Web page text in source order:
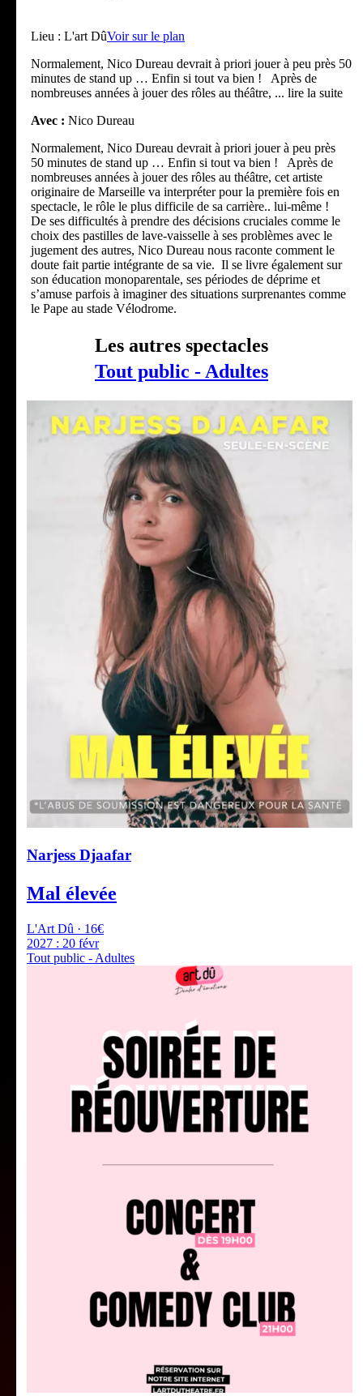
Lieu : L'art DûVoir sur le plan
Normalement, Nico Dureau devrait à priori jouer à peu près 50
minutes de stand up … Enfin si tout va bien ! Après de
nombreuses années à jouer des rôles au théâtre, ... lire la suite
Avec : Nico Dureau
Normalement, Nico Dureau devrait à priori jouer à peu près
50 minutes de stand up … Enfin si tout va bien ! Après de
nombreuses années à jouer des rôles au théâtre, cet artiste
originaire de Marseille va interpréter pour la première fois en
spectacle, le rôle le plus difficile de sa carrière.. lui-même !
De ses difficultés à prendre des décisions cruciales comme le
choix des pastilles de lave-vaisselle à ses problèmes avec le
jugement des autres, Nico Dureau nous raconte comment le
doute fait partie intégrante de sa vie. Il se livre également sur
son éducation monoparentale, ses périodes de déprime et
s’amuse parfois à imaginer des situations surprenantes comme
le Pape au stade Vélodrome.
Les autres spectacles
Tout public - Adultes
Narjess Djaafar
Mal élevée
L'Art Dû · 16€
2027 : 20 févr
Tout public - Adultes